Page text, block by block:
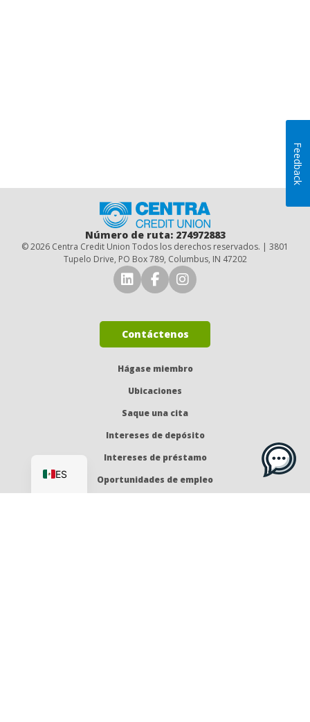
Número de ruta: 274972883
© 2026 Centra Credit Union Todos los derechos reservados. | 3801
Tupelo Drive, PO Box 789, Columbus, IN 47202
Conéctese con nosotros en
Conéctese con
Síguenos en
Contáctenos
Hágase miembro
Ubicaciones
Saque una cita
Intereses de depósito
Intereses de préstamo
Oportunidades de empleo
ES
Feedback